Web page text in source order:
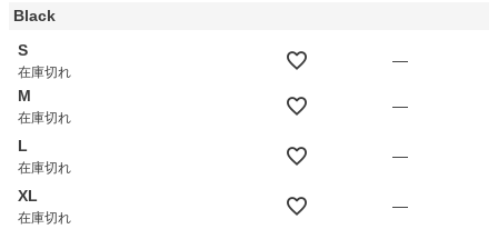
Black
S
在庫切れ
—
M
在庫切れ
—
L
在庫切れ
—
XL
在庫切れ
—